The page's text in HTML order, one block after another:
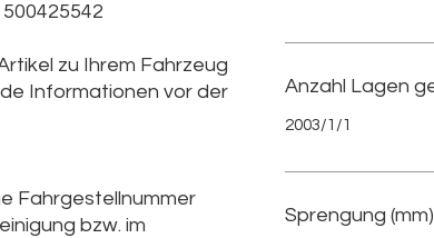
zu Ihrem Fahrzeug
Informationen vor der
Fahrgestellnummer
bzw. im
Anzahl Lagen
2003/1/1
Sprengung (mm)